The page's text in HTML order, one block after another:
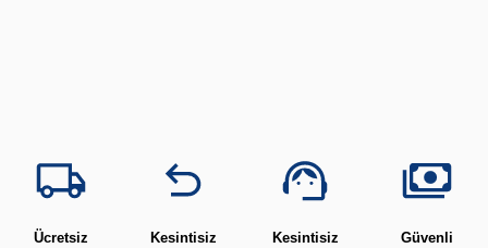
Ücretsiz
Kesintisiz
Kesintisiz
Güvenli